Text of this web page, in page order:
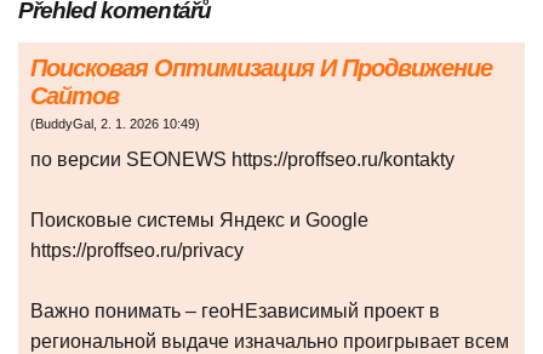
Přehled komentářů
Поисковая Оптимизация И Продвижение
Сайтов
(BuddyGal , 2. 1. 2026 10:49)
по версии SEONEWS https://proffseo.ru/kontakty
Поисковые системы Яндекс и Google
https://proffseo.ru/privacy
Важно понимать – геоНЕзависимый проект в
региональной выдаче изначально проигрывает всем